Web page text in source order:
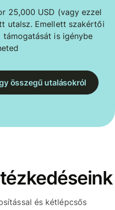
25,000 USD (vagy ezzel
utalsz. Emellett szakértői
is igénybe
összegű utalásokról
és kétlépcsős